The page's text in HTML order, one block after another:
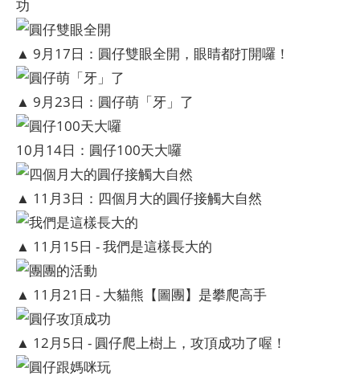
功
▲ 9月17日：圓仔雙眼全開，眼睛都打開囉！
▲ 9月23日：圓仔萌「牙」了
10月14日：圓仔100天大囉
▲ 11月3日：四個月大的圓仔接觸大自然
▲ 11月15日 - 我們是這樣長大的
▲ 11月21日 - 大貓熊【圖團】是攀爬高手
▲ 12月5日 - 圓仔爬上樹上，攻頂成功了喔！